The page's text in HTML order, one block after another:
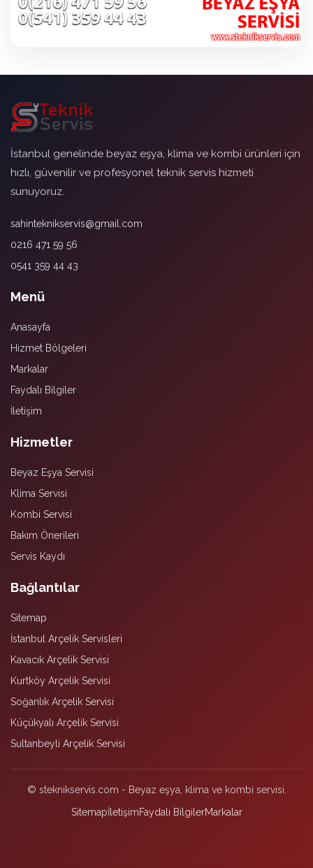
İstanbul genelinde beyaz eşya, klima ve kombi ürünleri için
hızlı, güvenilir ve profesyonel teknik servis hizmeti
sunuyoruz.
sahinteknikservis@gmail.com
0216 471 59 56
0541 359 44 43
Menü
Anasayfa
Hizmet Bölgeleri
Markalar
Faydalı Bilgiler
İletişim
Hizmetler
Beyaz Eşya Servisi
Klima Servisi
Kombi Servisi
Bakım Önerileri
Servis Kaydı
Bağlantılar
Sitemap
İstanbul Arçelik Servisleri
Kavacık Arçelik Servisi
Kurtköy Arçelik Servisi
Soğanlık Arçelik Servisi
Küçükyalı Arçelik Servisi
Sultanbeyli Arçelik Servisi
© steknikservis.com - Beyaz eşya, klima ve kombi servisi.
SitemapİletişimFaydalı BilgilerMarkalar